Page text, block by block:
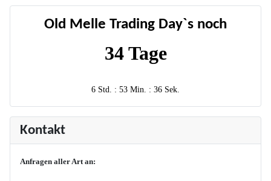
Old Melle Trading Day`s noch
34 Tage
6 Std. : 53 Min. : 36 Sek.
Kontakt
Anfragen aller Art an: